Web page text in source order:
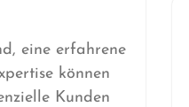
eine erfahrene
können
Kunden